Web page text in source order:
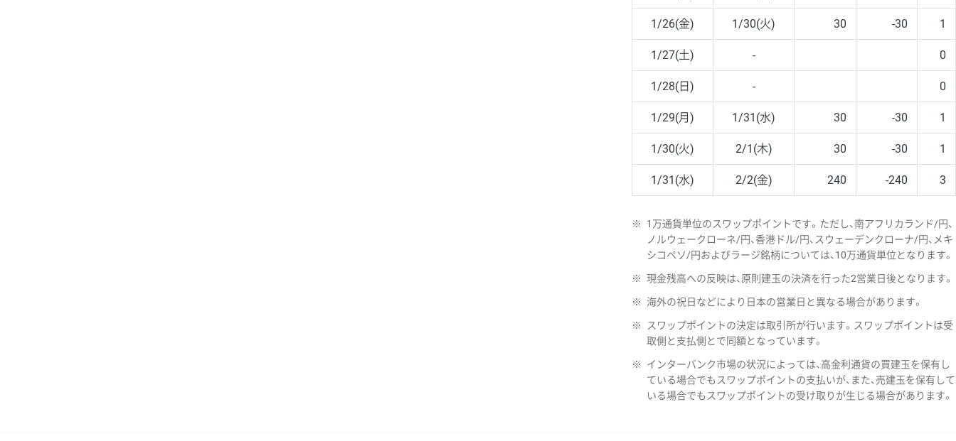
1/26(金) 1/30(火) 30 -30 1
1/27(土) - 0
1/28(日) - 0
1/29(月) 1/31(水) 30 -30 1
1/30(火) 2/1(木) 30 -30 1
1/31(水) 2/2(金) 240 -240 3
※
1万通貨単位のスワップポイントです。ただし、南アフリカランド/円、
ノルウェークローネ/円、香港ドル/円、スウェーデンクローナ/円、メキ
シコペソ/円およびラージ銘柄については、10万通貨単位となります。
※ 現金残高への反映は、原則建玉の決済を行った2営業日後となります。
※ 海外の祝日などにより日本の営業日と異なる場合があります。
※
スワップポイントの決定は取引所が行います。スワップポイントは受
取側と支払側とで同額となっています。
※
インターバンク市場の状況によっては、高金利通貨の買建玉を保有し
ている場合でもスワップポイントの支払いが、また、売建玉を保有して
いる場合でもスワップポイントの受け取りが生じる場合があります。